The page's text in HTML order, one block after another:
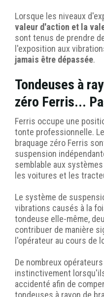
Lorsque les niveaux
valeur d'action et la
sont tenus de prendre
l'exposition aux
jamais être dépassée.
Tondeuses à
zéro Ferris...
Ferris occupe une
tonte professionnelle.
braquage zéro Ferris
suspension
semblable aux
les voitures et les
Le système de
vibrations causés à la
tondeuse elle-même,
contribuer de manière
l'opérateur au cours de
De nombreux
instinctivement
accidenté afin de
tondeuses à rayon de